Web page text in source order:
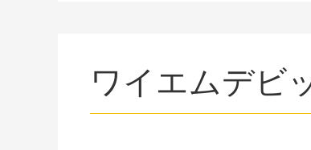
ワイエムデビ